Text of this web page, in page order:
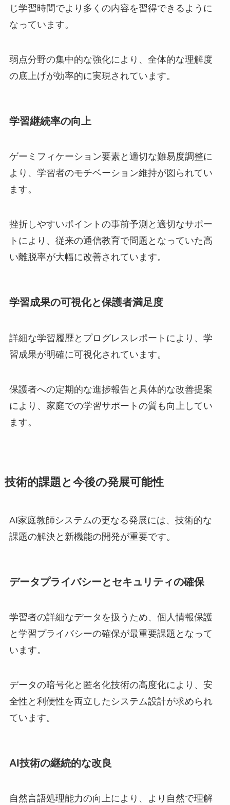
じ学習時間でより多くの内容を習得できるように
なっています。
弱点分野の集中的な強化により、全体的な理解度
の底上げが効率的に実現されています。
学習継続率の向上
ゲーミフィケーション要素と適切な難易度調整に
より、学習者のモチベーション維持が図られてい
ます。
挫折しやすいポイントの事前予測と適切なサポー
トにより、従来の通信教育で問題となっていた高
い離脱率が大幅に改善されています。
学習成果の可視化と保護者満足度
詳細な学習履歴とプログレスレポートにより、学
習成果が明確に可視化されています。
保護者への定期的な進捗報告と具体的な改善提案
により、家庭での学習サポートの質も向上してい
ます。
技術的課題と今後の発展可能性
AI家庭教師システムの更なる発展には、技術的な
課題の解決と新機能の開発が重要です。
データプライバシーとセキュリティの確保
学習者の詳細なデータを扱うため、個人情報保護
と学習プライバシーの確保が最重要課題となって
います。
データの暗号化と匿名化技術の高度化により、安
全性と利便性を両立したシステム設計が求められ
ています。
AI技術の継続的な改良
自然言語処理能力の向上により、より自然で理解